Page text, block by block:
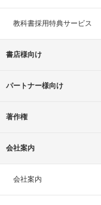
教科書採用特典サービス
書店様向け
パートナー様向け
著作権
会社案内
会社案内